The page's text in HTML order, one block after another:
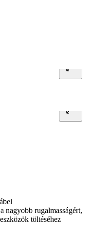
nagyobb rugalmasságért,
töltéséhez